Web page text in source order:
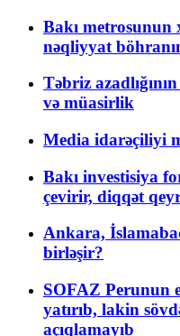
Bakı metrosunun
nəqliyyat
Təbriz
və müasirlik
Media idarəçiliyi
Bakı investisiya
çevirir, diqqət
Ankara,
birləşir?
SOFAZ Perunun
yatırıb, lakin
açıqlamayıb